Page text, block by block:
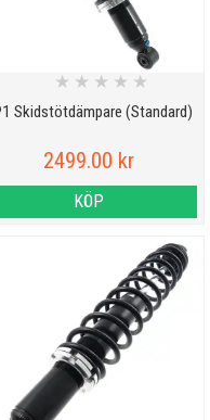
Skidstötdämpare (Standard)
★ ★ ★ ★ ★
2499.00 kr
KÖP